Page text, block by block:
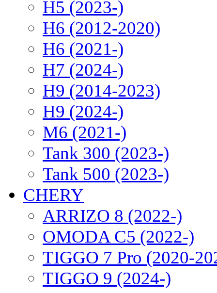
H5 (2023-)
H6 (2012-2020)
H6 (2021-)
H7 (2024-)
H9 (2014-2023)
H9 (2024-)
M6 (2021-)
Tank 300 (2023-)
Tank 500 (2023-)
CHERY
ARRIZO 8 (2022-)
OMODA C5 (2022-)
TIGGO 7 Pro (2020-
TIGGO 9 (2024-)